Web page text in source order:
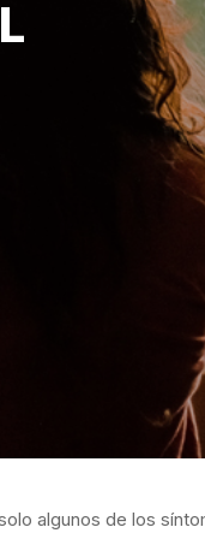
algunos de los